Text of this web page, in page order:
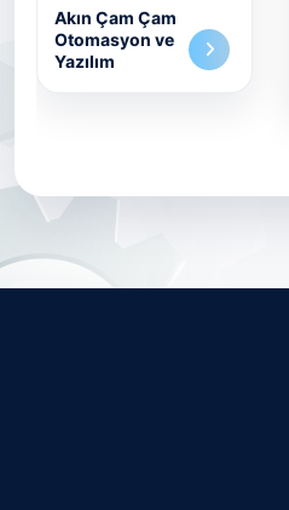
Akın Çam Çam
Otomasyon ve
Yazılım